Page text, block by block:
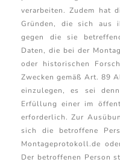
verarbeiten. Zudem hat
Gründen, die sich aus
gegen die sie
Daten, die bei der
oder historischen
Zwecken gemäß Art. 89
einzulegen, es sei
Erfüllung einer im
erforderlich. Zur
sich die betroffene
Montageprotokoll.de
Der betroffenen Person